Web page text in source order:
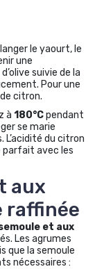
le yaourt, le
une
suivie de la
Pour une
citron.
à 180°Cpendant
se marie
du citron
parfait avec les
aux
raffinée
et aux
Les agrumes
que la semoule
nécessaires :